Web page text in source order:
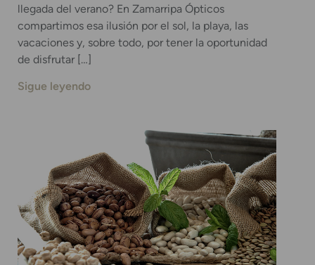
llegada del verano? En Zamarripa Ópticos
compartimos esa ilusión por el sol, la playa, las
vacaciones y, sobre todo, por tener la oportunidad
de disfrutar […]
Sigue leyendo